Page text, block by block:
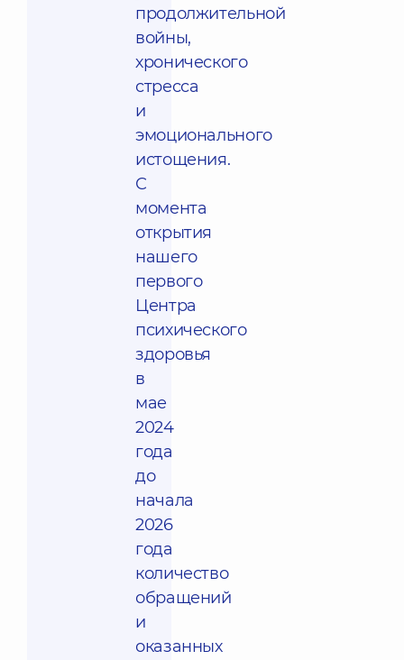
продолжительной
войны,
хронического
стресса
и
эмоционального
истощения.
С
момента
открытия
нашего
первого
Центра
психического
здоровья
в
мае
2024
года
до
начала
2026
года
количество
обращений
и
оказанных